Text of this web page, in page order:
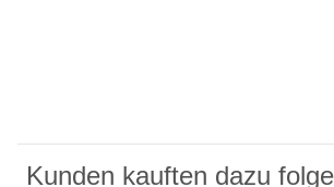
Kunden kauften dazu